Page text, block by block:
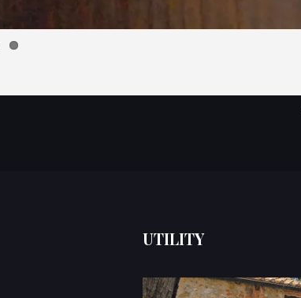
UTILITY